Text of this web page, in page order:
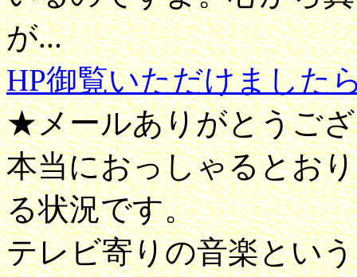
が...
HP御覧いただけました
★メールありがとうご
本当におっしゃるとお
る状況です。
テレビ寄りの音楽とい